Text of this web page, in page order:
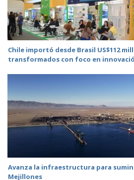
Chile importó desde Brasil US$112
transformados con foco en
Avanza la infraestructura para
Mejillones